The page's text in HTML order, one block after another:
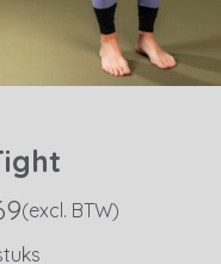
(excl. BTW)